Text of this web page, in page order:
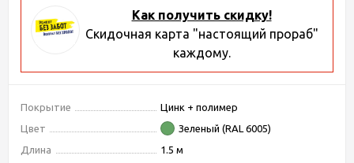
Как получить скидку!
Скидочная карта "настоящий прораб"
каждому.
Покрытие
Цинк + полимер
Цвет
Зеленый (RAL 6005)
Длина
1.5 м